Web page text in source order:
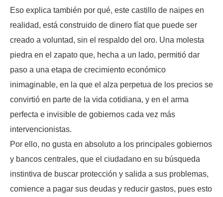
Eso explica también por qué, este castillo de naipes en
realidad, está construido de dinero fíat que puede ser
creado a voluntad, sin el respaldo del oro. Una molesta
piedra en el zapato que, hecha a un lado, permitió dar
paso a una etapa de crecimiento económico
inimaginable, en la que el alza perpetua de los precios se
convirtió en parte de la vida cotidiana, y en el arma
perfecta e invisible de gobiernos cada vez más
intervencionistas.
Por ello, no gusta en absoluto a los principales gobiernos
y bancos centrales, que el ciudadano en su búsqueda
instintiva de buscar protección y salida a sus problemas,
comience a pagar sus deudas y reducir gastos, pues esto